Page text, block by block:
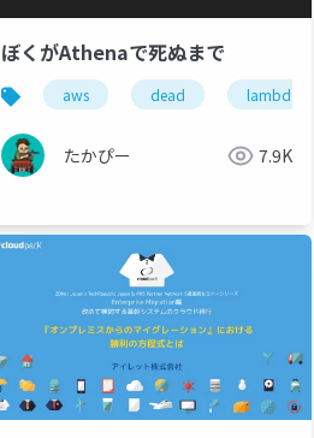
ぼくがAthenaで死ぬまで
aws dead lambda
たかぴー 7.9K